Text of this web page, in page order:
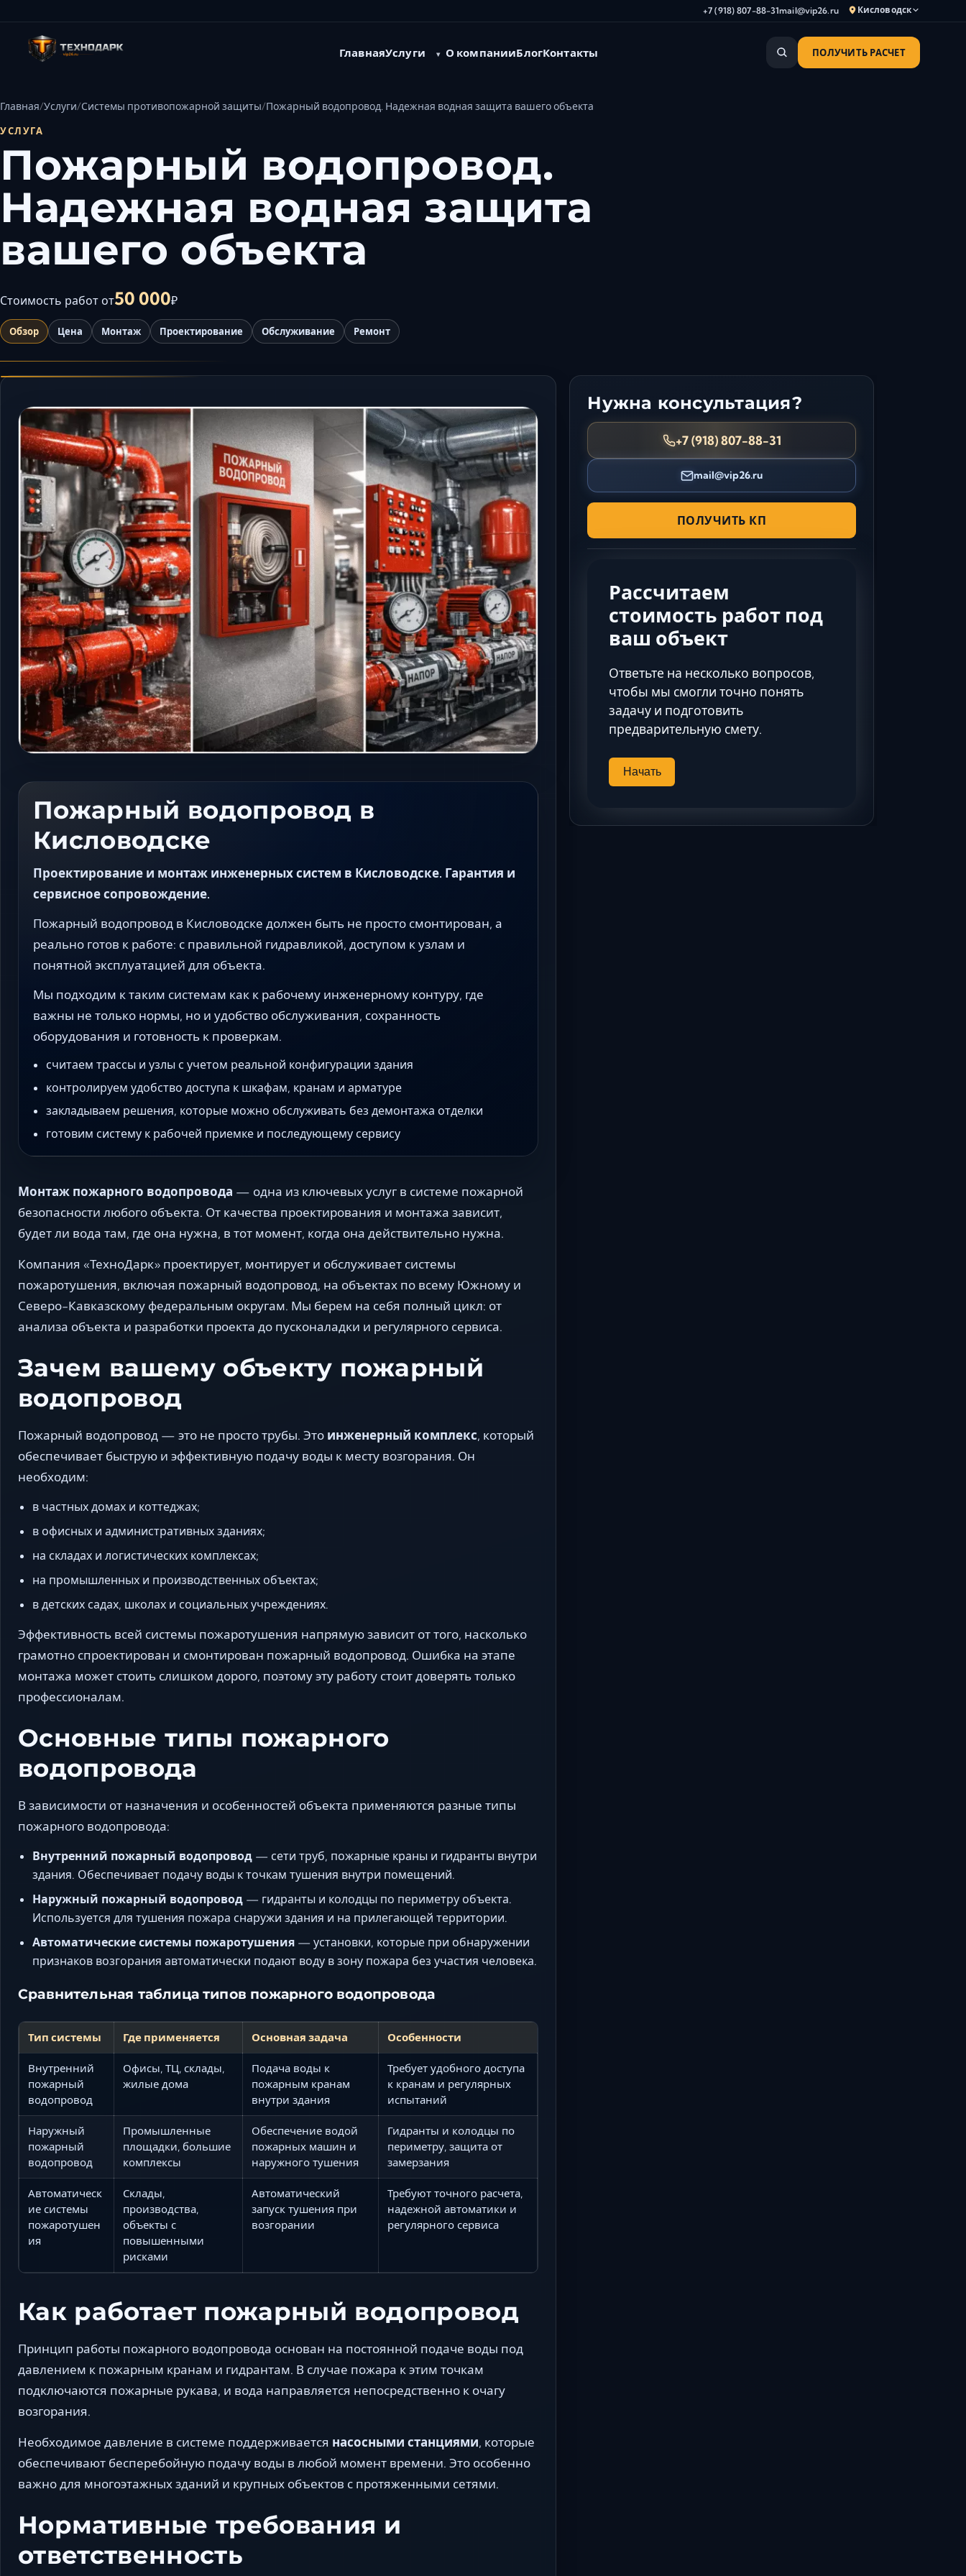
+7 (918) 807-88-31mail@vip26.ru Кисловодск
Краснодар
Магас
Махачкала
Минеральные Воды
Нальчик
Таганрог
Феодосия
ГлавнаяУслуги О компанииБлогКонтакты ПОЛУЧИТЬ РАСЧЕТ
Главная Услуги Системы противопожарной защиты Пожарный водопровод. Надежная водная защита вашего объекта
УСЛУГА
Пожарный водопровод.
Надежная водная защита
вашего объекта
Стоимость работ от50 000₽
Обзор Цена Монтаж Проектирование Обслуживание Ремонт
Пожарный водопровод в
Кисловодске
Проектирование и монтаж инженерных систем в Кисловодске. Гарантия и
сервисное сопровождение.
Пожарный водопровод в Кисловодске должен быть не просто смонтирован, а
реально готов к работе: с правильной гидравликой, доступом к узлам и
понятной эксплуатацией для объекта.
Мы подходим к таким системам как к рабочему инженерному контуру, где
важны не только нормы, но и удобство обслуживания, сохранность
оборудования и готовность к проверкам.
считаем трассы и узлы с учетом реальной конфигурации здания
контролируем удобство доступа к шкафам, кранам и арматуре
закладываем решения, которые можно обслуживать без демонтажа отделки
готовим систему к рабочей приемке и последующему сервису
Монтаж пожарного водопровода — одна из ключевых услуг в системе пожарной
безопасности любого объекта. От качества проектирования и монтажа зависит,
будет ли вода там, где она нужна, в тот момент, когда она действительно нужна.
Компания «ТехноДарк» проектирует, монтирует и обслуживает системы
пожаротушения, включая пожарный водопровод, на объектах по всему Южному и
Северо-Кавказскому федеральным округам. Мы берем на себя полный цикл: от
анализа объекта и разработки проекта до пусконаладки и регулярного сервиса.
Зачем вашему объекту пожарный
водопровод
Пожарный водопровод — это не просто трубы. Это инженерный комплекс, который
обеспечивает быструю и эффективную подачу воды к месту возгорания. Он
необходим:
в частных домах и коттеджах;
в офисных и административных зданиях;
на складах и логистических комплексах;
на промышленных и производственных объектах;
в детских садах, школах и социальных учреждениях.
Эффективность всей системы пожаротушения напрямую зависит от того, насколько
грамотно спроектирован и смонтирован пожарный водопровод. Ошибка на этапе
монтажа может стоить слишком дорого, поэтому эту работу стоит доверять только
профессионалам.
Основные типы пожарного
водопровода
В зависимости от назначения и особенностей объекта применяются разные типы
пожарного водопровода:
Внутренний пожарный водопровод — сети труб, пожарные краны и гидранты внутри
здания. Обеспечивает подачу воды к точкам тушения внутри помещений.
Наружный пожарный водопровод — гидранты и колодцы по периметру объекта.
Используется для тушения пожара снаружи здания и на прилегающей территории.
Автоматические системы пожаротушения — установки, которые при обнаружении
признаков возгорания автоматически подают воду в зону пожара без участия человека.
Сравнительная таблица типов пожарного водопровода
Тип системы Где применяется Основная задача Особенности
Внутренний
пожарный
водопровод
Офисы, ТЦ, склады,
жилые дома
Подача воды к
пожарным кранам
внутри здания
Требует удобного доступа
к кранам и регулярных
испытаний
Наружный
пожарный
водопровод
Промышленные
площадки, большие
комплексы
Обеспечение водой
пожарных машин и
наружного тушения
Гидранты и колодцы по
периметру, защита от
замерзания
Автоматическ
ие системы
пожаротушен
ия
Склады,
производства,
объекты с
повышенными
рисками
Автоматический
запуск тушения при
возгорании
Требуют точного расчета,
надежной автоматики и
регулярного сервиса
Как работает пожарный водопровод
Принцип работы пожарного водопровода основан на постоянной подаче воды под
давлением к пожарным кранам и гидрантам. В случае пожара к этим точкам
подключаются пожарные рукава, и вода направляется непосредственно к очагу
возгорания.
Необходимое давление в системе поддерживается насосными станциями, которые
обеспечивают бесперебойную подачу воды в любой момент времени. Это особенно
важно для многоэтажных зданий и крупных объектов с протяженными сетями.
Нормативные требования и
ответственность
Нужна консультация?
+7 (918) 807-88-31
mail@vip26.ru
ПОЛУЧИТЬ КП
Рассчитаем
стоимость работ под
ваш объект
Ответьте на несколько вопросов,
чтобы мы смогли точно понять
задачу и подготовить
предварительную смету.
Начать